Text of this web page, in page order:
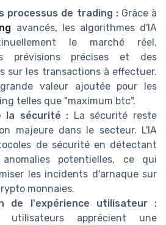
processus de trading :Grâce à
avancés, les algorithmes d'IA
le marché réel,
prévisions précises et des
sur les transactions à effectuer.
valeur ajoutée pour les
telles que "maximum btc".
la sécurité : La sécurité reste
majeure dans le secteur. L'IA
de sécurité en détectant
potentielles, ce qui
les incidents d'arnaque sur
monnaies.
de l'expérience utilisateur :
apprécient une